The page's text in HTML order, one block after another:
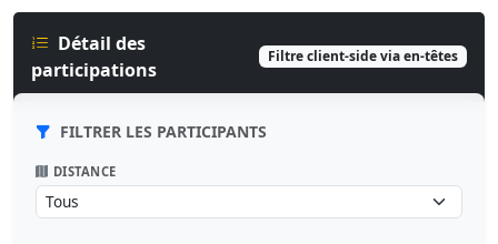
Détail des
participations
Filtre client-side via en-têtes
FILTRER LES PARTICIPANTS
DISTANCE